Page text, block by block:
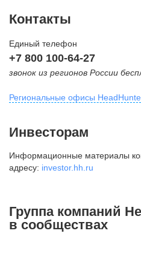
Контакты
Единый телефон
+7 800 100-64-27
звонок из регионов России
Региональные офисы
внутригородская территория
Муниципальный округ Тверской,
2-я Брестская ул., д. 48,
+7 495 980-64-27
Инвесторам
Информационные материалы
адресу: investor.hh.ru
Группа компаний
в сообществах